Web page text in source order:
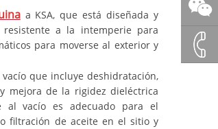
a KSA, que está diseñada y
resistente a la intemperie para
para moverse al exterior y
que incluye deshidratación,
mejora de la rigidez dieléctrica
al vacío es adecuado para el
filtración de aceite en el sitio y
Huang